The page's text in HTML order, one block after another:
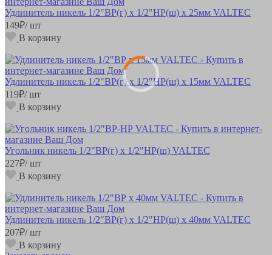
Удлинитель никель 1/2"ВР(г) х 1/2"НР(ш) х 25мм VALTEC
149₽/ шт
В корзину
Удлинитель никель 1/2"ВР(г) х 1/2"НР(ш) х 15мм VALTEC
119₽/ шт
В корзину
Угольник никель 1/2"ВР(г) х 1/2"НР(ш) VALTEC
227₽/ шт
В корзину
Удлинитель никель 1/2"ВР(г) х 1/2"НР(ш) х 40мм VALTEC
207₽/ шт
В корзину